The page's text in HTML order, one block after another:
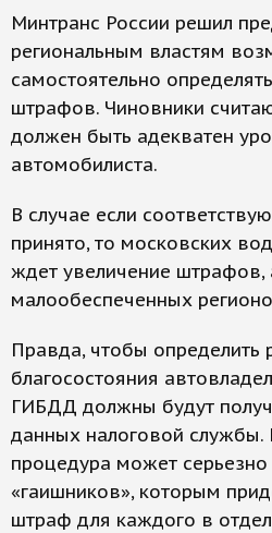
Минтранс России решил
региональным властям
самостоятельно
штрафов. Чиновники
должен быть адекватен
автомобилиста.
В случае если
принято, то московских
ждет увеличение штрафов,
малообеспеченных
Правда, чтобы определить
благосостояния
ГИБДД должны будут
данных налоговой службы.
процедура может
«гаишников», которым
штраф для каждого в